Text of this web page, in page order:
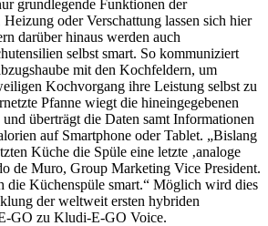
grundlegende Funktionen der
oder Verschattung lassen sich hier
darüber hinaus werden auch
selbst smart. So kommuniziert
mit den Kochfeldern, um
Kochvorgang ihre Leistung selbst zu
Pfanne wiegt die hineingegebenen
überträgt die Daten samt Informationen
auf Smartphone oder Tablet. „Bislang
Küche die Spüle eine letzte ‚analoge
de Muro, Group Marketing Vice President.
die Küchenspüle smart.“ Möglich wird dies
der weltweit ersten hybriden
GO zu Kludi-E-GO Voice.